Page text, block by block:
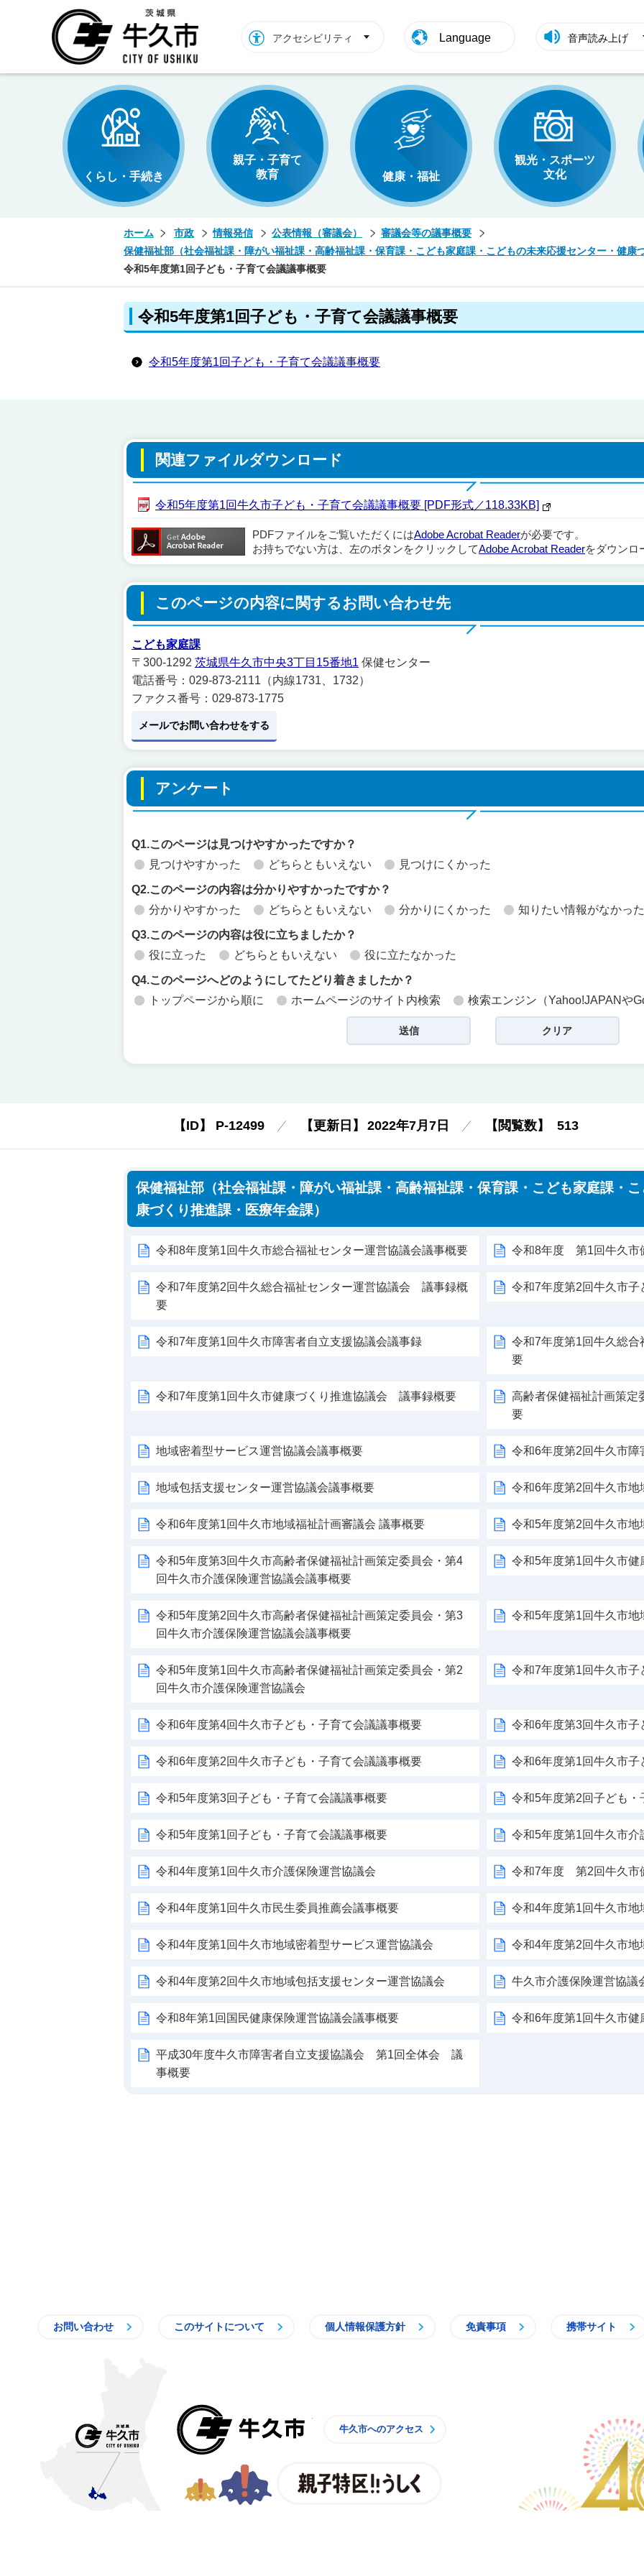
アクセシビリティ Language 音声読み上げ
くらし・手続き
親子・子育て
教育
健康・福祉
観光・スポーツ
文化
ホーム 市政 情報発信 公表情報（審議会）
審議会等の議事概要
保健福祉部（社会福祉課・障がい福祉課・高齢福祉課・保育課・こども家庭課・こどもの未来応援センター・健康
令和5年度第1回子ども・子育て会議議事概要
令和5年度第1回子ども・子育て会議議事概要
令和5年度第1回子ども・子育て会議議事概要
関連ファイルダウンロード
令和5年度第1回牛久市子ども・子育て会議議事概要 [PDF形式／118.33KB]
PDFファイルをご覧いただくにはAdobe Acrobat Readerが必要です。
お持ちでない方は、左のボタンをクリックしてAdobe Acrobat Readerをダウンロ
このページの内容に関するお問い合わせ先
こども家庭課
〒300-1292 茨城県牛久市中央3丁目15番地1 保健センター
電話番号：029-873-2111（内線1731、1732）
ファクス番号：029-873-1775
メールでお問い合わせをする
アンケート
Q1.このページは見つけやすかったですか？
見つけやすかった
どちらともいえない 見つけにくかった
Q2.このページの内容は分かりやすかったですか？
分かりやすかった
どちらともいえない 分かりにくかった 知りたい情報がなかった
Q3.このページの内容は役に立ちましたか？
役に立った
どちらともいえない 役に立たなかった
Q4.このページへどのようにしてたどり着きましたか？
トップページから順に
ホームページのサイト内検索 検索エンジン（Yahoo!JAPANや
【ID】 P-12499 【更新日】 2022年7月7日 【閲覧数】 513
保健福祉部（社会福祉課・障がい福祉課・高齢福祉課・保育課・こども家庭課・
康づくり推進課・医療年金課）
令和8年度第1回牛久市総合福祉センター運営協議会議事概要 令和8年度 第1回牛久市
令和7年度第2回牛久総合福祉センター運営協議会 議事録概
要
令和7年度第2回牛久市
令和7年度第1回牛久市障害者自立支援協議会議事録
令和7年度第1回牛久総
要
令和7年度第1回牛久市健康づくり推進協議会 議事録概要
高齢者保健福祉計画策定
要
地域密着型サービス運営協議会議事概要 令和6年度第2回牛久市
地域包括支援センター運営協議会議事概要 令和6年度第2回牛久市
令和6年度第1回牛久市地域福祉計画審議会 議事概要 令和5年度第2回牛久市
令和5年度第3回牛久市高齢者保健福祉計画策定委員会・第4
回牛久市介護保険運営協議会議事概要
令和5年度第1回牛久市
令和5年度第2回牛久市高齢者保健福祉計画策定委員会・第3
回牛久市介護保険運営協議会議事概要
令和5年度第1回牛久市
令和5年度第1回牛久市高齢者保健福祉計画策定委員会・第2
回牛久市介護保険運営協議会
令和7年度第1回牛久市
令和6年度第4回牛久市子ども・子育て会議議事概要 令和6年度第3回牛久市
令和6年度第2回牛久市子ども・子育て会議議事概要 令和6年度第1回牛久市
令和5年度第3回子ども・子育て会議議事概要 令和5年度第2回子ども・
令和5年度第1回子ども・子育て会議議事概要 令和5年度第1回牛久市介
令和4年度第1回牛久市介護保険運営協議会 令和7年度 第2回牛久市
令和4年度第1回牛久市民生委員推薦会議事概要 令和4年度第1回牛久市
令和4年度第1回牛久市地域密着型サービス運営協議会 令和4年度第2回牛久市
令和4年度第2回牛久市地域包括支援センター運営協議会 牛久市介護保険運営協議
令和8年第1回国民健康保険運営協議会議事概要 令和6年度第1回牛久市
平成30年度牛久市障害者自立支援協議会 第1回全体会 議
事概要
お問い合わせ このサイトについて 個人情報保護方針 免責事項 携帯サイト
牛久市へのアクセス